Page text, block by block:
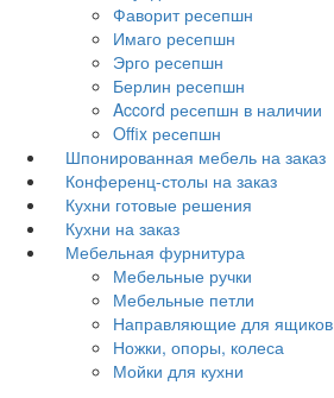
Фаворит ресепшн
Имаго ресепшн
Эрго ресепшн
Берлин ресепшн
Accord ресепшн в наличии
Offix ресепшн
Шпонированная мебель на заказ
Конференц-столы на заказ
Кухни готовые решения
Кухни на заказ
Мебельная фурнитура
Мебельные ручки
Мебельные петли
Направляющие для ящиков
Ножки, опоры, колеса
Мойки для кухни